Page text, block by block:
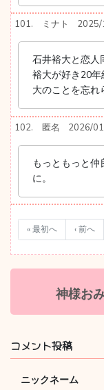
101. ミナト
石井裕大と恋人
裕大が好き20
大のことを忘れ
102. 匿名 2026/
もっともっと仲
に。
« 最初へ ‹ 前へ
神様お
コメント投稿
ニックネーム